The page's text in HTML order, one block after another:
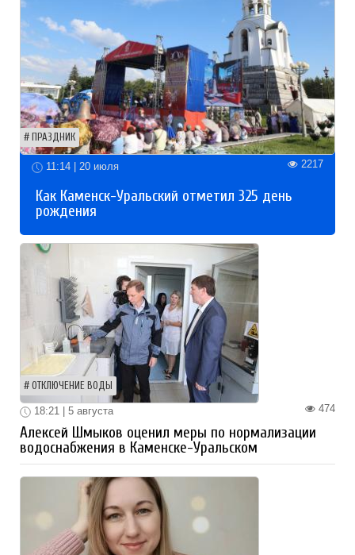
ПРАЗДНИК
11:14 | 20 июля 2217
Как Каменск-Уральский отметил 325 день
рождения
ОТКЛЮЧЕНИЕ ВОДЫ
474
18:21 | 5 августа
Алексей Шмыков оценил меры по нормализации
водоснабжения в Каменске-Уральском